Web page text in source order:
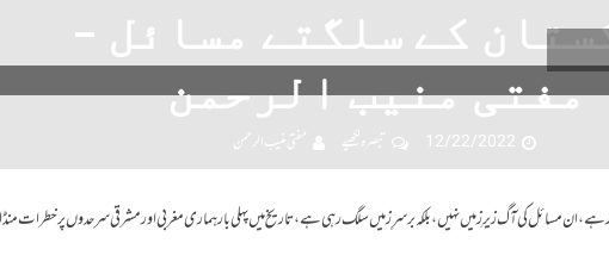
کے سلگتے مسائل –
مفتی منیب الرحمن
12/22/2022 تبصرہ لکھیے مفتی منیب الرحمن
مسائل کی آگ زیرِ زمیں نہیں،بلکہ برسرِ زمیں سلگ رہی ہے،تاریخ میں پہلی بار ہماری مغربی اور مشرقی سرحدوں پر خطرات